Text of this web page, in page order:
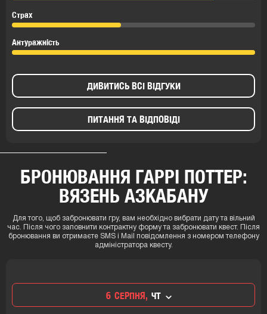
Страх
Антуражність
ДИВИТИСЬ ВСІ ВІДГУКИ
ПИТАННЯ ТА ВІДПОВІДІ
БРОНЮВАННЯ ГАРРІ ПОТТЕР:
ВЯЗЕНЬ АЗКАБАНУ
Для того, щоб забронювати гру, вам необхідно вибрати дату та вільний
час. Після чого заповнити контрактну форму та забронювати квест. Після
бронювання ви отримаєте SMS і Mail повідомлення з номером телефону
адміністратора квесту.
6 СЕРПНЯ, ЧТ